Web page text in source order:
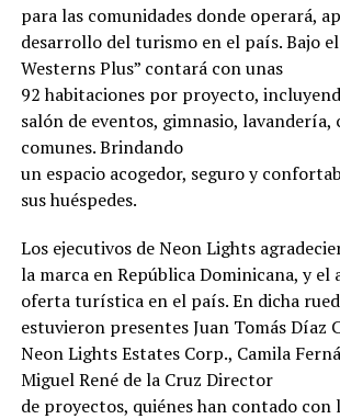
para las comunidades donde operará,
desarrollo del turismo en el país. Bajo
Westerns Plus” contará con unas
92 habitaciones por proyecto,
salón de eventos, gimnasio, lavandería,
comunes. Brindando
un espacio acogedor, seguro y
sus huéspedes.
Los ejecutivos de Neon Lights
la marca en República Dominicana, y el
oferta turística en el país. En dicha
estuvieron presentes Juan Tomás Díaz
Neon Lights Estates Corp., Camila
Miguel René de la Cruz Director
de proyectos, quiénes han contado